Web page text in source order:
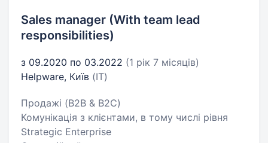
Sales manager (With team lead
responsibilities)
з 09.2020 по 03.2022 (1 рік 7 місяців)
Helpware, Київ (IT)
Продажі (B2B & B2C)
Комунікація з клієнтами, в тому числі рівня
Strategic Enterprise